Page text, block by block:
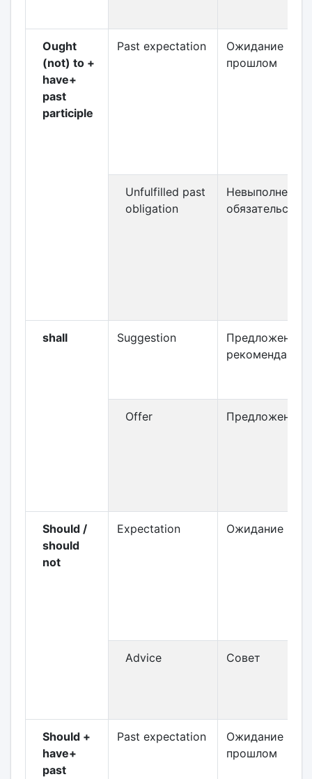
Ought
(not) to +
have+
past
participle
Past expectation
Ожидание в
прошлом
Unfulfilled past
obligation
обязательство
shall Suggestion
Предложение /
рекомендация
Offer Предложение
Should /
should
not
Expectation Ожидание
Advice Совет
Should +
have+
past
Past expectation
Ожидание в
прошлом